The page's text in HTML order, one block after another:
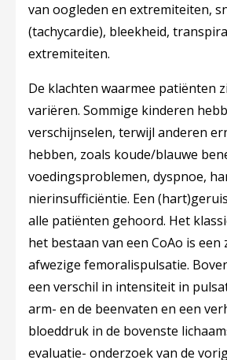
van oogleden en extremiteiten,
(tachycardie), bleekheid,
extremiteiten.
De klachten waarmee patiënten
variëren. Sommige kinderen
verschijnselen, terwijl anderen
hebben, zoals koude/blauwe
voedingsproblemen, dyspnoe,
nierinsufficiëntie. Een
alle patiënten gehoord. Het
het bestaan van een CoAo is een
afwezige femoralispulsatie.
een verschil in intensiteit in
arm- en de beenvaten en een
bloeddruk in de bovenste
evaluatie- onderzoek van de